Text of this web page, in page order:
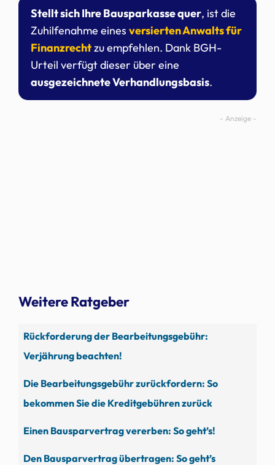
Stellt sich Ihre Bausparkasse quer, ist die
Zuhilfenahme eines versierten Anwalts für
Finanzrechtzu empfehlen. Dank BGH-
Urteil verfügt dieser über eine
ausgezeichnete Verhandlungsbasis.
Weitere Ratgeber
Rückforderung der Bearbeitungsgebühr:
Verjährung beachten!
Die Bearbeitungsgebühr zurückfordern: So
bekommen Sie die Kreditgebühren zurück
Einen Bausparvertrag vererben: So geht’s!
Den Bausparvertrag übertragen: So geht’s